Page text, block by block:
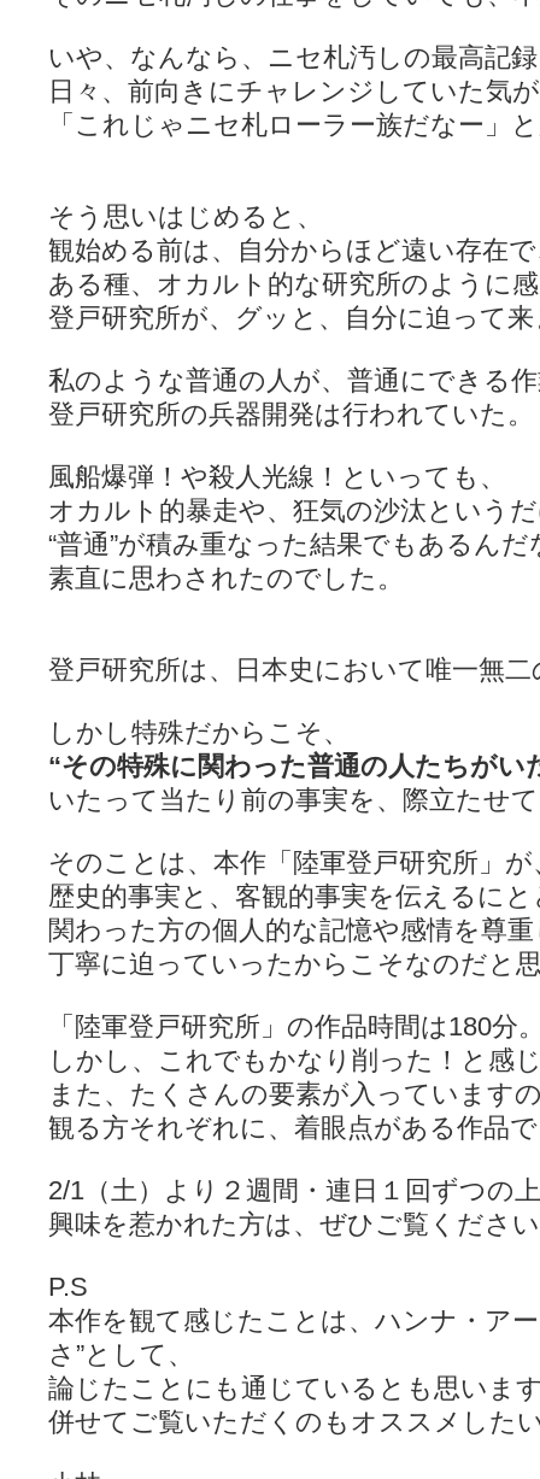
いや、なんなら、ニセ札汚しの最高記
日々、前向きにチャレンジしていた気
「これじゃニセ札ローラー族だなー」
そう思いはじめると、
観始める前は、自分からほど遠い存在
ある種、オカルト的な研究所のように
登戸研究所が、グッと、自分に迫って
私のような普通の人が、普通にできる
登戸研究所の兵器開発は行われていた。
風船爆弾！や殺人光線！といっても、
オカルト的暴走や、狂気の沙汰という
“普通”が積み重なった結果でもあるんだ
素直に思わされたのでした。
登戸研究所は、日本史において唯一無
しかし特殊だからこそ、
“その特殊に関わった普通の人たちがい
いたって当たり前の事実を、際立たせ
そのことは、本作「陸軍登戸研究所」が
歴史的事実と、客観的事実を伝えるに
関わった方の個人的な記憶や感情を尊
丁寧に迫っていったからこそなのだと
「陸軍登戸研究所」の作品時間は180分
しかし、これでもかなり削った！と感
また、たくさんの要素が入っています
観る方それぞれに、着眼点がある作品
2/1（土）より２週間・連日１回ずつの
興味を惹かれた方は、ぜひご覧くださ
P.S
本作を観て感じたことは、ハンナ・ア
さ”として、
論じたことにも通じているとも思いま
併せてご覧いただくのもオススメした